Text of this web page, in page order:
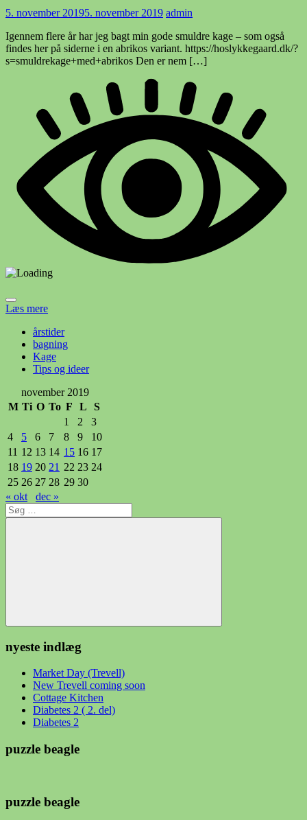
5. november 20195. november 2019 admin
Igennem flere år har jeg bagt min gode smuldre kage – som også
findes her på siderne i en abrikos variant. https://hoslykkegaard.dk/?
s=smuldrekage+med+abrikos Den er nem […]
Læs mere
årstider
bagning
Kage
Tips og ideer
november 2019
M Ti O To F L
S
1
2
3
4
5 6 7 8 9
10
11 12 13 14 15 16 17
18 19 20 21 22 23 24
25 26 27 28 29 30
« okt
dec »
Søg
efter:
Søg
nyeste indlæg
Market Day (Trevell)
New Trevell coming soon
Cottage Kitchen
Diabetes 2 ( 2. del)
Diabetes 2
puzzle beagle
puzzle beagle